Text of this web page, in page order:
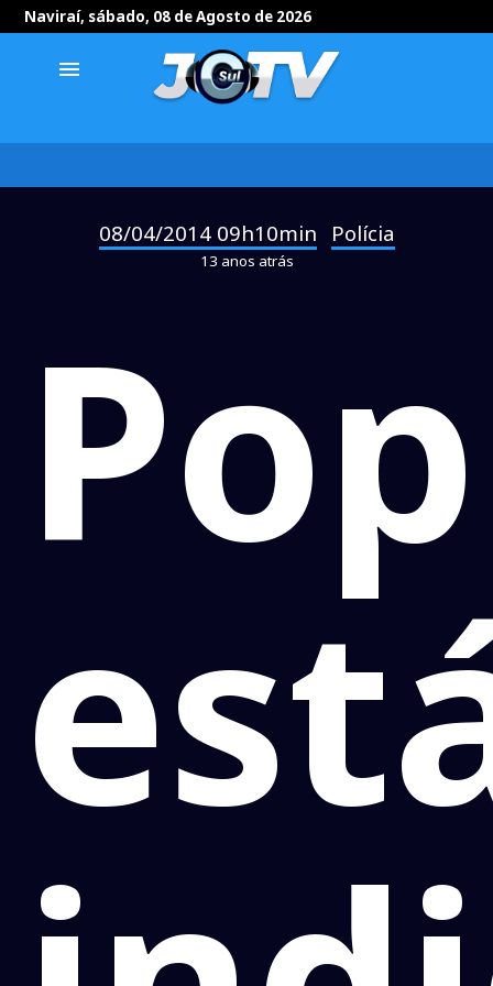
Naviraí, sábado, 08 de Agosto de 2026
menu
08/04/2014 09h10min Polícia
13 anos atrás